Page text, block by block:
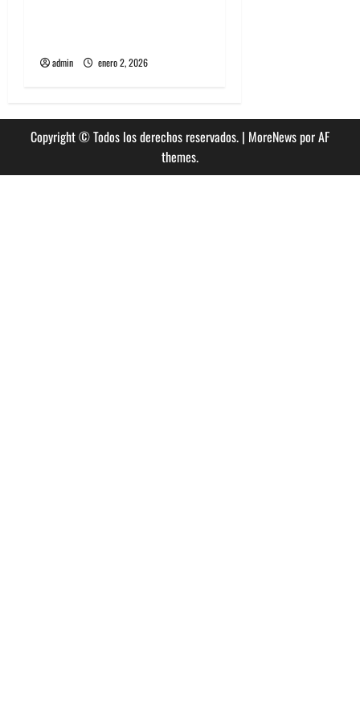
admin enero 2, 2026
Copyright © Todos los derechos reservados. | MoreNewspor AF
themes.